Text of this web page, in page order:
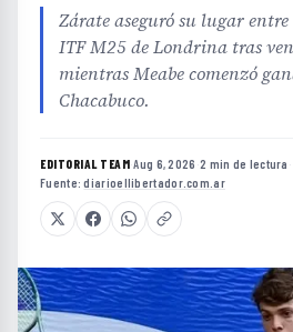
Zárate aseguró su lugar entre
ITF M25 de Londrina tras
mientras Meabe comenzó
Chacabuco.
EDITORIAL TEAM·Aug 6, 2026 ·2 min de lectura ·
Fuente:diarioellibertador.com.ar